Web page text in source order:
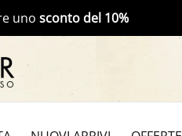
uno sconto del 10%